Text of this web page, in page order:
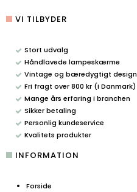
VI TILBYDER
Stort udvalg
Håndlavede lampeskærme
Vintage og bæredygtigt design
Fri fragt over 800 kr (i Danmark)
Mange års erfaring i branchen
Sikker betaling
Personlig kundeservice
Kvalitets produkter
INFORMATION
Forside